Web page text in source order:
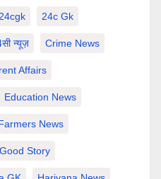
24cgk 24c Gk
न्यूज़ Crime News
Affairs
Education News
News
Good Story